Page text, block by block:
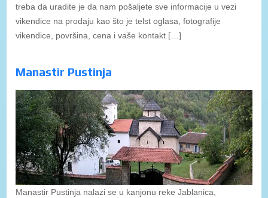
treba da uradite je da nam pošaljete sve informacije u vezi
vikendice na prodaju kao što je telst oglasa, fotografije
vikendice, površina, cena i vaše kontakt […]
Manastir Pustinja
Manastir Pustinja nalazi se u kanjonu reke Jablanica,